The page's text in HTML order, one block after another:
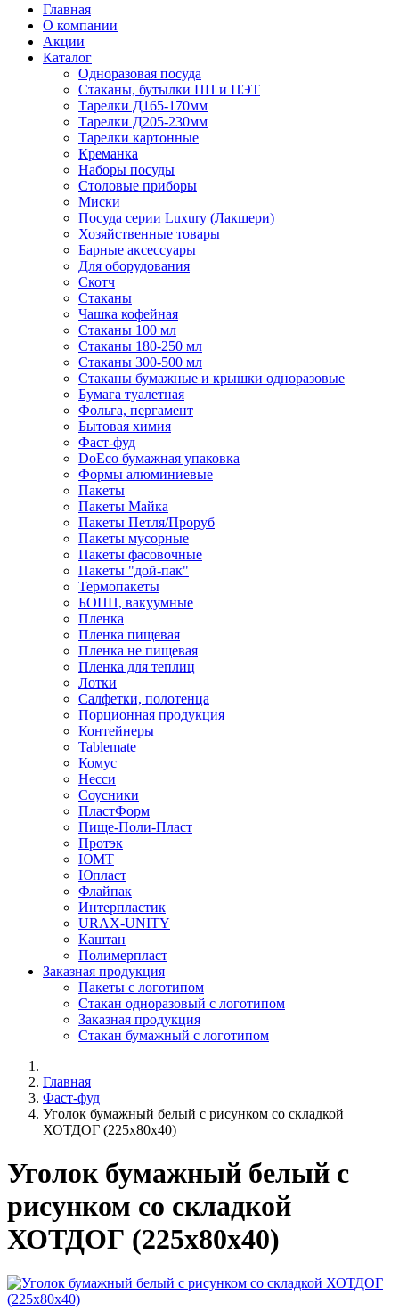
Главная
О компании
Акции
Каталог
Одноразовая посуда
Стаканы, бутылки ПП и ПЭТ
Тарелки Д165-170мм
Тарелки Д205-230мм
Тарелки картонные
Креманка
Наборы посуды
Столовые приборы
Миски
Посуда серии Luxury (Лакшери)
Хозяйственные товары
Барные аксессуары
Для оборудования
Скотч
Стаканы
Чашка кофейная
Стаканы 100 мл
Стаканы 180-250 мл
Стаканы 300-500 мл
Стаканы бумажные и крышки одноразовые
Бумага туалетная
Фольга, пергамент
Бытовая химия
Фаст-фуд
DoEco бумажная упаковка
Формы алюминиевые
Пакеты
Пакеты Майка
Пакеты Петля/Проруб
Пакеты мусорные
Пакеты фасовочные
Пакеты "дой-пак"
Термопакеты
БОПП, вакуумные
Пленка
Пленка пищевая
Пленка не пищевая
Пленка для теплиц
Лотки
Салфетки, полотенца
Порционная продукция
Контейнеры
Tablemate
Комус
Несси
Соусники
ПластФорм
Пище-Поли-Пласт
Протэк
ЮМТ
Юпласт
Флайпак
Интерпластик
URAX-UNITY
Каштан
Полимерпласт
Заказная продукция
Пакеты с логотипом
Стакан одноразовый с логотипом
Заказная продукция
Стакан бумажный с логотипом
Главная
Фаст-фуд
Уголок бумажный белый с рисунком со складкой
ХОТДОГ (225х80х40)
Уголок бумажный белый с
рисунком со складкой
ХОТДОГ (225х80х40)